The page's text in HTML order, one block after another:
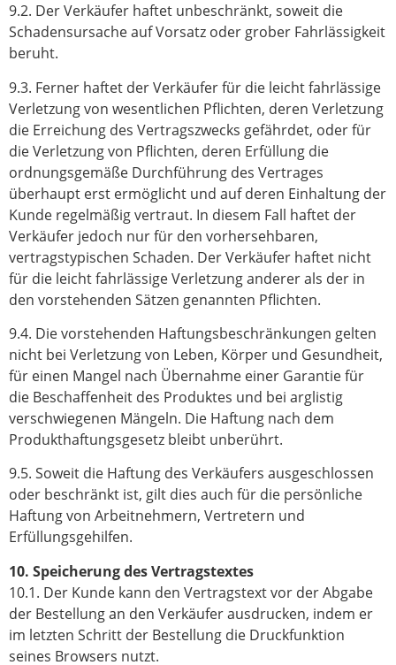
9.2. Der Verkäufer haftet unbeschränkt, soweit die
Schadensursache auf Vorsatz oder grober Fahrlässigkeit
beruht.
9.3. Ferner haftet der Verkäufer für die leicht fahrlässige
Verletzung von wesentlichen Pflichten, deren Verletzung
die Erreichung des Vertragszwecks gefährdet, oder für
die Verletzung von Pflichten, deren Erfüllung die
ordnungsgemäße Durchführung des Vertrages
überhaupt erst ermöglicht und auf deren Einhaltung der
Kunde regelmäßig vertraut. In diesem Fall haftet der
Verkäufer jedoch nur für den vorhersehbaren,
vertragstypischen Schaden. Der Verkäufer haftet nicht
für die leicht fahrlässige Verletzung anderer als der in
den vorstehenden Sätzen genannten Pflichten.
9.4. Die vorstehenden Haftungsbeschränkungen gelten
nicht bei Verletzung von Leben, Körper und Gesundheit,
für einen Mangel nach Übernahme einer Garantie für
die Beschaffenheit des Produktes und bei arglistig
verschwiegenen Mängeln. Die Haftung nach dem
Produkthaftungsgesetz bleibt unberührt.
9.5. Soweit die Haftung des Verkäufers ausgeschlossen
oder beschränkt ist, gilt dies auch für die persönliche
Haftung von Arbeitnehmern, Vertretern und
Erfüllungsgehilfen.
10. Speicherung des Vertragstextes
10.1. Der Kunde kann den Vertragstext vor der Abgabe
der Bestellung an den Verkäufer ausdrucken, indem er
im letzten Schritt der Bestellung die Druckfunktion
seines Browsers nutzt.